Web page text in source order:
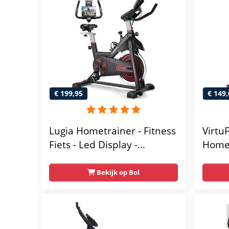
€ 199,95
Lugia Hometrainer - Fitness
Fiets - Led Display -
weerstand niveaus -
Hartslagfunctie - Max 130kg
- Extreem Stil
Bekijk op Bol
€
met
120